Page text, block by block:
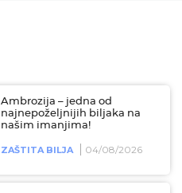
Ambrozija – jedna od
najnepoželjnijih biljaka na
našim imanjima!
ZAŠTITA BILJA 04/08/2026